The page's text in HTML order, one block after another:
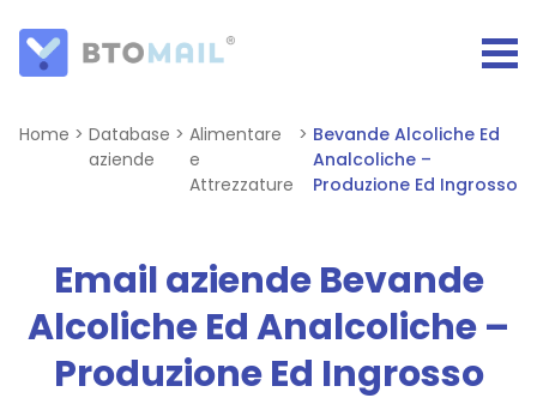
Home > Database
aziende
> Alimentare
e
Attrezzature
> Bevande Alcoliche Ed
Analcoliche –
Produzione Ed Ingrosso
Email aziende Bevande
Alcoliche Ed Analcoliche –
Produzione Ed Ingrosso